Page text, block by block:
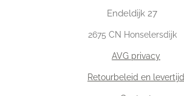
Endeldijk 27
2675 CN Honselersdijk
AVG privacy
Retourbeleid en levertijd